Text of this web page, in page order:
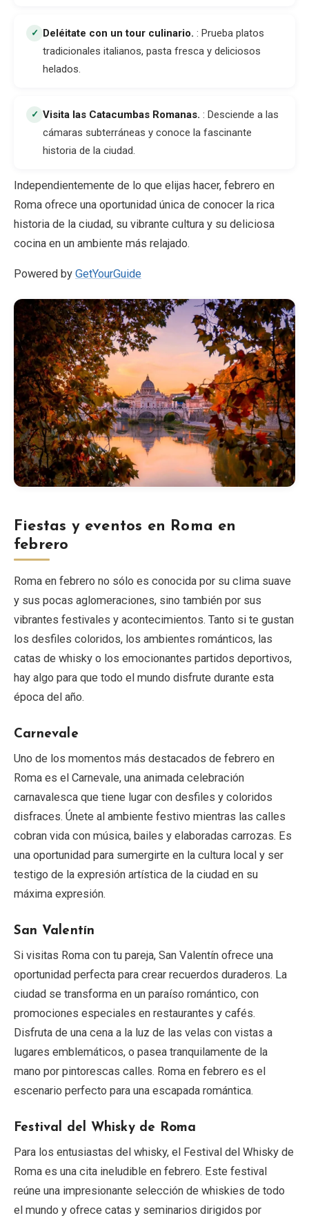
✓ Deléitate con un tour culinario. : Prueba platos
tradicionales italianos, pasta fresca y deliciosos
helados.
✓ Visita las Catacumbas Romanas. : Desciende a las
cámaras subterráneas y conoce la fascinante
historia de la ciudad.
Independientemente de lo que elijas hacer, febrero en
Roma ofrece una oportunidad única de conocer la rica
historia de la ciudad, su vibrante cultura y su deliciosa
cocina en un ambiente más relajado.
Powered by GetYourGuide
Fiestas y eventos en Roma en
febrero
Roma en febrero no sólo es conocida por su clima suave
y sus pocas aglomeraciones, sino también por sus
vibrantes festivales y acontecimientos. Tanto si te gustan
los desfiles coloridos, los ambientes románticos, las
catas de whisky o los emocionantes partidos deportivos,
hay algo para que todo el mundo disfrute durante esta
época del año.
Carnevale
Uno de los momentos más destacados de febrero en
Roma es el Carnevale, una animada celebración
carnavalesca que tiene lugar con desfiles y coloridos
disfraces. Únete al ambiente festivo mientras las calles
cobran vida con música, bailes y elaboradas carrozas. Es
una oportunidad para sumergirte en la cultura local y ser
testigo de la expresión artística de la ciudad en su
máxima expresión.
San Valentín
Si visitas Roma con tu pareja, San Valentín ofrece una
oportunidad perfecta para crear recuerdos duraderos. La
ciudad se transforma en un paraíso romántico, con
promociones especiales en restaurantes y cafés.
Disfruta de una cena a la luz de las velas con vistas a
lugares emblemáticos, o pasea tranquilamente de la
mano por pintorescas calles. Roma en febrero es el
escenario perfecto para una escapada romántica.
Festival del Whisky de Roma
Para los entusiastas del whisky, el Festival del Whisky de
Roma es una cita ineludible en febrero. Este festival
reúne una impresionante selección de whiskies de todo
el mundo y ofrece catas y seminarios dirigidos por